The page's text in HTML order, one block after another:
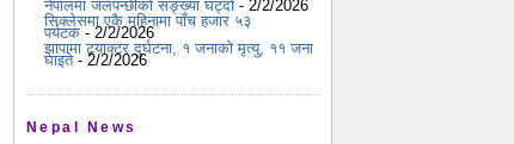
नेपालमा जलपन्छीको सङ्ख्या घट्दो - 2/2/2026
सिक्लेसमा एकै महिनामा पाँच हजार ५३
पर्यटक - 2/2/2026
झापामा ट्र्याक्टर दुर्घटना, १ जनाको मृत्यु, ११ जना
घाइते- 2/2/2026
Nepal News